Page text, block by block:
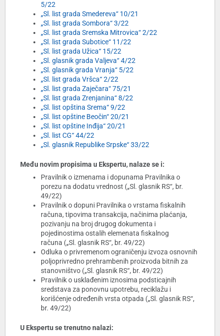
5/22
„Sl. list grada Smedereva“ 10/21
„Sl. list grada Sombora“ 3/22
„Sl. list grada Sremska Mitrovica“ 2/22
„Sl. list grada Subotice“ 11/22
„Sl. list grada Užica“ 15/22
„Sl. glasnik grada Valjeva“ 4/22
„Sl. glasnik grada Vranja“ 5/22
„Sl. list grada Vršca“ 2/22
„Sl. list grada Zaječara“ 75/21
„Sl. list grada Zrenjanina“ 8/22
„Sl. list opština Srema“ 9/22
„Sl. list opštine Beočin“ 20/21
„Sl. list opštine Inđija“ 20/21
„Sl. list CG“ 44/22
„Sl. glasnik Republike Srpske“ 33/22
Među novim propisima u Ekspertu, nalaze se i:
Pravilnik o izmenama i dopunama Pravilnika o
porezu na dodatu vrednost („Sl. glasnik RS“, br.
49/22)
Pravilnik o dopuni Pravilnika o vrstama fiskalnih
računa, tipovima transakcija, načinima plaćanja,
pozivanju na broj drugog dokumenta i
pojedinostima ostalih elemenata fiskalnog
računa („Sl. glasnik RS“, br. 49/22)
Odluka o privremenom ograničenju izvoza osnovnih
poljoprivredno prehrambenih proizvoda bitnih za
stanovništvo („Sl. glasnik RS“, br. 49/22)
Pravilnik o usklađenim iznosima podsticajnih
sredstava za ponovnu upotrebu, reciklažu i
korišćenje određenih vrsta otpada („Sl. glasnik RS“,
br. 49/22)
U Ekspertu se trenutno nalazi: